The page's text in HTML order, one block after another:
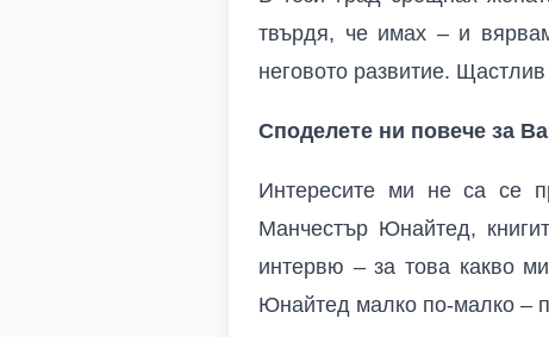
твърдя, че имах – и
неговото развитие.
Споделете ни повече за
Интересите ми не са се
Манчестър Юнайтед,
интервю – за това какво
Юнайтед малко по-малко –